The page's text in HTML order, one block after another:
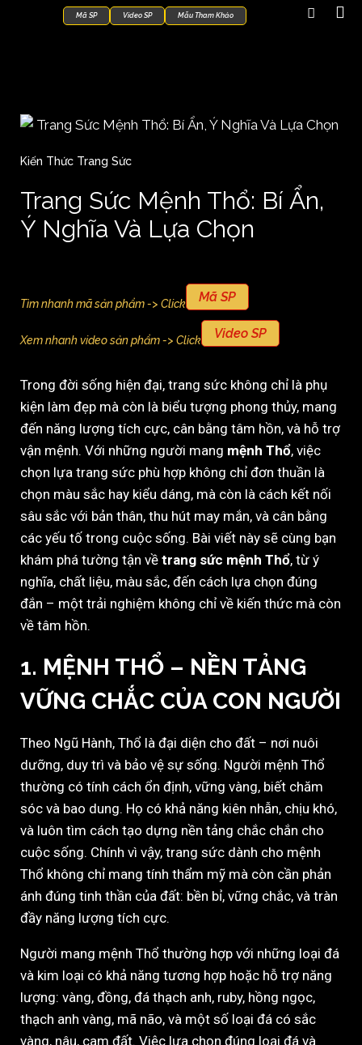
Mã SP Video SP Mẫu Tham Khảo
Kiến Thức Trang Sức
Trang Sức Mệnh Thổ: Bí Ẩn,
Ý Nghĩa Và Lựa Chọn
Tìm nhanh mã sản phẩm -> Click Mã SP
Xem nhanh video sản phẩm -> Click Video SP
Trong đời sống hiện đại, trang sức không chỉ là phụ
kiện làm đẹp mà còn là biểu tượng phong thủy, mang
đến năng lượng tích cực, cân bằng tâm hồn, và hỗ trợ
vận mệnh. Với những người mang mệnh Thổ, việc
chọn lựa trang sức phù hợp không chỉ đơn thuần là
chọn màu sắc hay kiểu dáng, mà còn là cách kết nối
sâu sắc với bản thân, thu hút may mắn, và cân bằng
các yếu tố trong cuộc sống. Bài viết này sẽ cùng bạn
khám phá tường tận về trang sức mệnh Thổ, từ ý
nghĩa, chất liệu, màu sắc, đến cách lựa chọn đúng
đắn – một trải nghiệm không chỉ về kiến thức mà còn
về tâm hồn.
1. MỆNH THỔ – NỀN TẢNG
VỮNG CHẮC CỦA CON NGƯỜI
Theo Ngũ Hành, Thổ là đại diện cho đất – nơi nuôi
dưỡng, duy trì và bảo vệ sự sống. Người mệnh Thổ
thường có tính cách ổn định, vững vàng, biết chăm
sóc và bao dung. Họ có khả năng kiên nhẫn, chịu khó,
và luôn tìm cách tạo dựng nền tảng chắc chắn cho
cuộc sống. Chính vì vậy, trang sức dành cho mệnh
Thổ không chỉ mang tính thẩm mỹ mà còn cần phản
ánh đúng tinh thần của đất: bền bỉ, vững chắc, và tràn
đầy năng lượng tích cực.
Người mang mệnh Thổ thường hợp với những loại đá
và kim loại có khả năng tương hợp hoặc hỗ trợ năng
lượng: vàng, đồng, đá thạch anh, ruby, hồng ngọc,
thạch anh vàng, mã não, và một số loại đá có sắc
vàng, nâu, cam đất. Việc lựa chọn đúng loại đá và